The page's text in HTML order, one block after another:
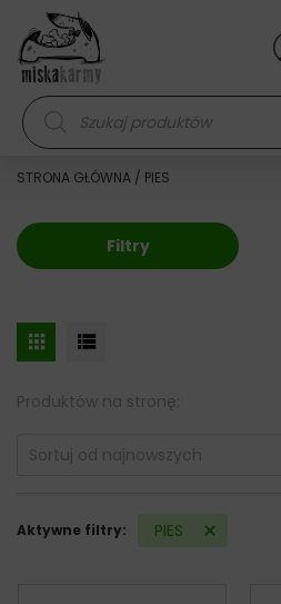
Skocz do treści
Wyszukiwarka produktów
STRONA GŁÓWNA / PIES
Filtry
Produktów na stronę:
Aktywne filtry: PIES